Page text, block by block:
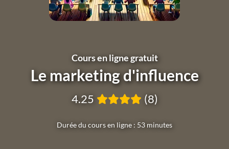
Cours en ligne gratuit
Le marketing d'influence
Durée du cours en ligne : 53 minutes
4.25 (8)